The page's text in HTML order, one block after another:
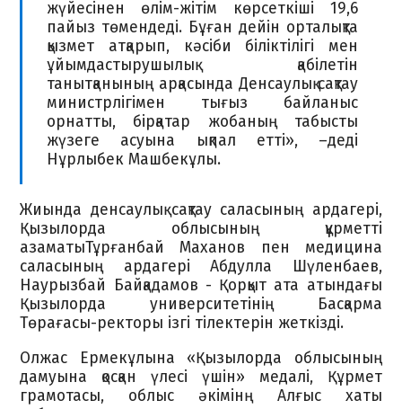
жүйесінен өлім-жітім көрсеткіші 19,6
пайыз төмендеді. Бұған дейін орталықта
қызмет атқарып, кәсіби біліктілігі мен
ұйымдастырушылық қабілетін
танытқанының арқасында Денсаулық сақтау
министрлігімен тығыз байланыс
орнатты, бірқатар жобаның табысты
жүзеге асуына ықпал етті», –деді
Нұрлыбек Машбекұлы.
Жиында денсаулық сақтау саласының ардагері,
Қызылорда облысының құрметті
азаматыТұрғанбай Маханов пен медицина
саласының ардагері Абдулла Шүленбаев,
Наурызбай Байқадамов - Қорқыт ата атындағы
Қызылорда университетінің Басқарма
Төрағасы-ректоры ізгі тілектерін жеткізді.
Олжас Ермекұлына «Қызылорда облысының
дамуына қосқан үлесі үшін» медалі, Құрмет
грамотасы, облыс әкімінң Алғыс хаты